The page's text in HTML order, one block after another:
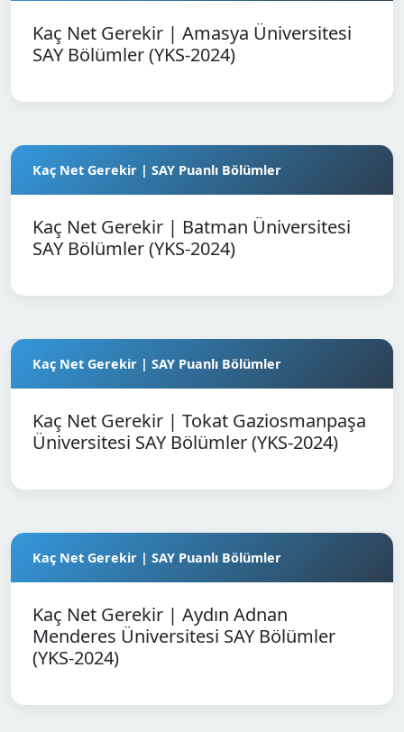
Kaç Net Gerekir | Amasya Üniversitesi
SAY Bölümler (YKS-2024)
Kaç Net Gerekir | SAY Puanlı Bölümler
Kaç Net Gerekir | Batman Üniversitesi
SAY Bölümler (YKS-2024)
Kaç Net Gerekir | SAY Puanlı Bölümler
Kaç Net Gerekir | Tokat Gaziosmanpaşa
Üniversitesi SAY Bölümler (YKS-2024)
Kaç Net Gerekir | SAY Puanlı Bölümler
Kaç Net Gerekir | Aydın Adnan
Menderes Üniversitesi SAY Bölümler
(YKS-2024)